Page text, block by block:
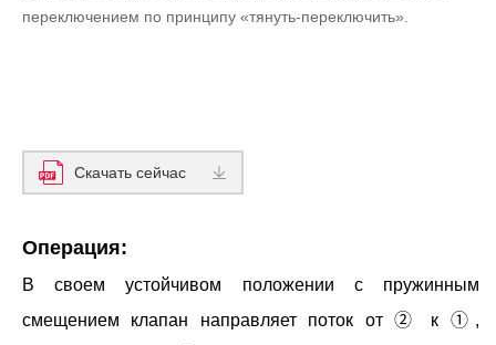
переключением по принципу «тянуть-переключить».
Скачать сейчас
Операция:
В своем устойчивом положении с пружинным
смещением клапан направляет поток от ② к ①,